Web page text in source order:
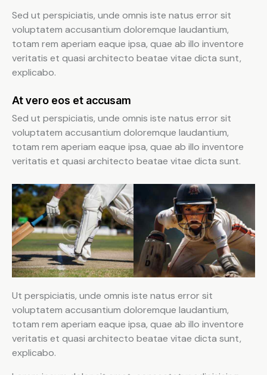
Sed ut perspiciatis, unde omnis iste natus error sit
voluptatem accusantium doloremque laudantium,
totam rem aperiam eaque ipsa, quae ab illo inventore
veritatis et quasi architecto beatae vitae dicta sunt,
explicabo.
At vero eos et accusam
Sed ut perspiciatis, unde omnis iste natus error sit
voluptatem accusantium doloremque laudantium,
totam rem aperiam eaque ipsa, quae ab illo inventore
veritatis et quasi architecto beatae vitae dicta sunt.
Ut perspiciatis, unde omnis iste natus error sit
voluptatem accusantium doloremque laudantium,
totam rem aperiam eaque ipsa, quae ab illo inventore
veritatis et quasi architecto beatae vitae dicta sunt,
explicabo.